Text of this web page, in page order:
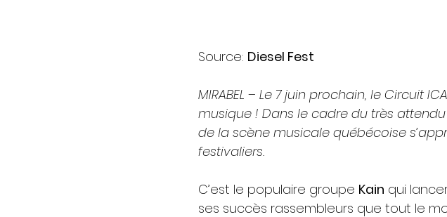
Source: Diesel Fest
MIRABEL – Le 7 juin prochain, le Circuit
musique ! Dans le cadre du très
de la scène musicale québécoise
festivaliers.
C’est le populaire groupe Kain qui
ses succès rassembleurs que tout le